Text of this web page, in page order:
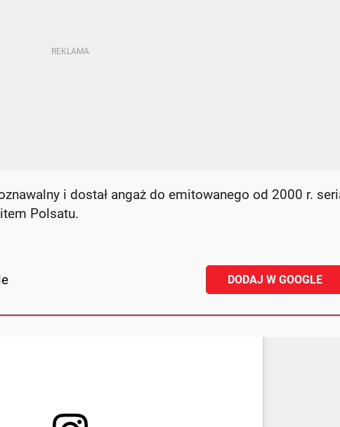
i dostał angaż do emitowanego od 2000 r.
Polsatu.
DODAJ W GOOGLE